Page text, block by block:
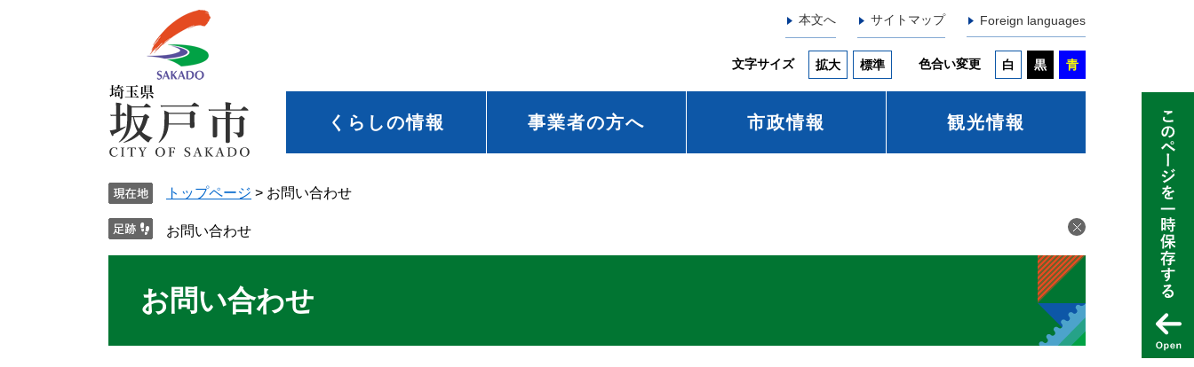
本文へ サイトマップ Foreign languages
文字サイズ 拡大 標準 色合い変更 白 黒 青
くらしの情報 事業者の方へ 市政情報 観光情報
トップページ > お問い合わせ
お問い合わせ
お問い合わせ